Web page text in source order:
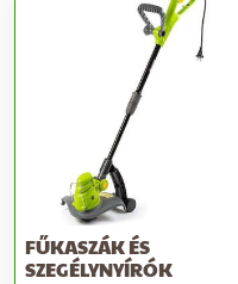
FŰKASZÁK ÉS
SZEGÉLYNYÍRÓK